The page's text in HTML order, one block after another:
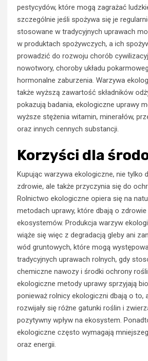
pestycydów, które mogą zagrażać
szczególnie jeśli spożywa się je
stosowane w tradycyjnych uprawach
w produktach spożywczych, a ich
prowadzić do rozwoju chorób
nowotwory, choroby układu
hormonalne zaburzenia. Warzywa
także wyższą zawartość składników
pokazują badania, ekologiczne uprawy
wyższe stężenia witamin, minerałów,
oraz innych cennych substancji.
Korzyści dla
Kupując warzywa ekologiczne, nie tylko
zdrowie, ale także przyczynia się do
Rolnictwo ekologiczne opiera się na
metodach uprawy, które dbają o zdrowie
ekosystemów. Produkcja warzyw
wiąże się więc z degradacją gleby ani
wód gruntowych, które mogą
tradycyjnych uprawach rolnych, gdy
chemiczne nawozy i środki ochrony
ekologiczne metody uprawy sprzyjają
ponieważ rolnicy ekologiczni dbają o to,
rozwijały się różne gatunki roślin i
pozytywny wpływ na ekosystem.
ekologiczne często wymagają
oraz energii.